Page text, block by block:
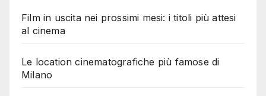
Film in uscita nei prossimi mesi: i titoli più attesi
al cinema
Le location cinematografiche più famose di
Milano